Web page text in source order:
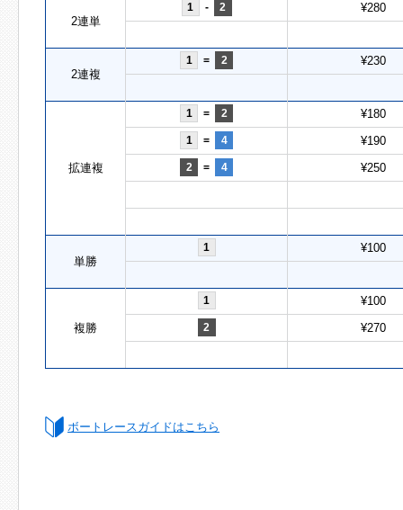
2連単
1 - 2 ¥280
2連複
1 = 2 ¥230
拡連複
1 = 2 ¥180
1 = 4 ¥190
2 = 4 ¥250
単勝
1 ¥100
複勝
1 ¥100
2 ¥270
ボートレースガイドはこちら